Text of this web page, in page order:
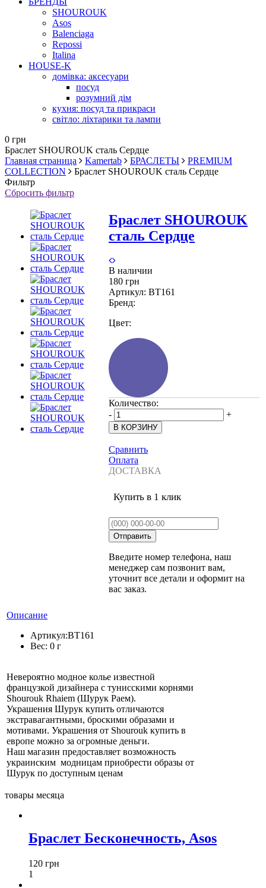
SHOUROUK
Asos
Balenciaga
Repossi
Italina
HOUSE-K
домівка: аксесуари
посуд
розумний дім
кухня: посуд та прикраси
світло: ліхтарики та лампи
0 грн
Браслет SHOUROUK сталь Сердце
Главная страница
Kamertab БРАСЛЕТЫ
PREMIUM
COLLECTION
Браслет SHOUROUK сталь Сердце
Фильтр
Сбросить фильтр
Браслет SHOUROUK
сталь Сердце
В наличии
180 грн
Артикул: BT161
Бренд:
Цвет:
Количество:
-
+
Сравнить
Оплата
ДОСТАВКА
Купить в 1 клик
Введите номер телефона, наш
менеджер сам позвонит вам,
уточнит все детали и оформит на
вас заказ.
Описание
Артикул:BT161
Вес: 0 г
Невероятно модное колье известной
французкой дизайнера с тунисскими корнями
Shourouk Rhaiem (Шурук Раем).
Украшения Шурук купить отличаются
экстравагантными, броскими образами и
мотивами. Украшения от Shourouk купить в
европе можно за огромные деньги.
Наш магазин предоставляет возможность
украинским модницам приобрести образы от
Шурук по доступным ценам
товары месяца
Браслет Бесконечность, Asos
120 грн
1